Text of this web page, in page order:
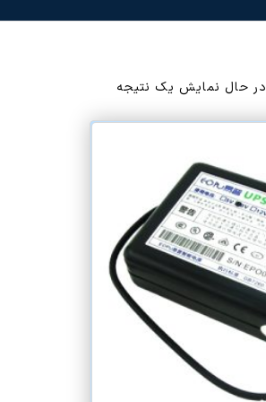
در حال نمایش یک نتیجه